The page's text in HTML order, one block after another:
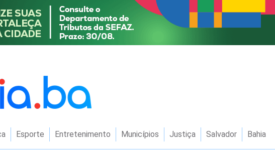
Esporte Entretenimento Municípios Justiça Salvador Bahia